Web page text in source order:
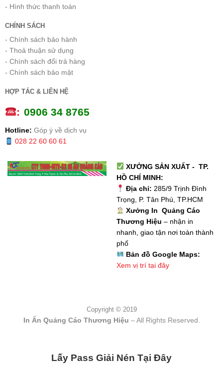
- Hình thức thanh toán
CHÍNH SÁCH
- Chính sách bảo hành
- Thoả thuận sử dụng
- Chính sách đổi trả hàng
- Chính sách bảo mật
HỢP TÁC & LIÊN HỆ
: 0906 34 8765
Hotline: Góp ý về dịch vụ
028 22 60 60 61
XƯỞNG SẢN XUẤT - TP.
HỒ CHÍ MINH:
Địa chỉ: 285/9 Trịnh Đình
Trọng, P. Tân Phú, TP.HCM
Xưởng In Quảng Cáo
Thương Hiệu – nhận in
nhanh, giao tận nơi toàn thành
phố
Bản đồ Google Maps:
Xem vị trí tại đây
Copyright © 2019
In Ấn Quảng Cáo Thương Hiệu – All Rights Reserved.
Lấy Pass Giải Nén Tại Đây